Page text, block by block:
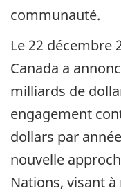
communauté.
Le 22 décembre
Canada a
milliards de
engagement
dollars par
nouvelle
Nations, visant